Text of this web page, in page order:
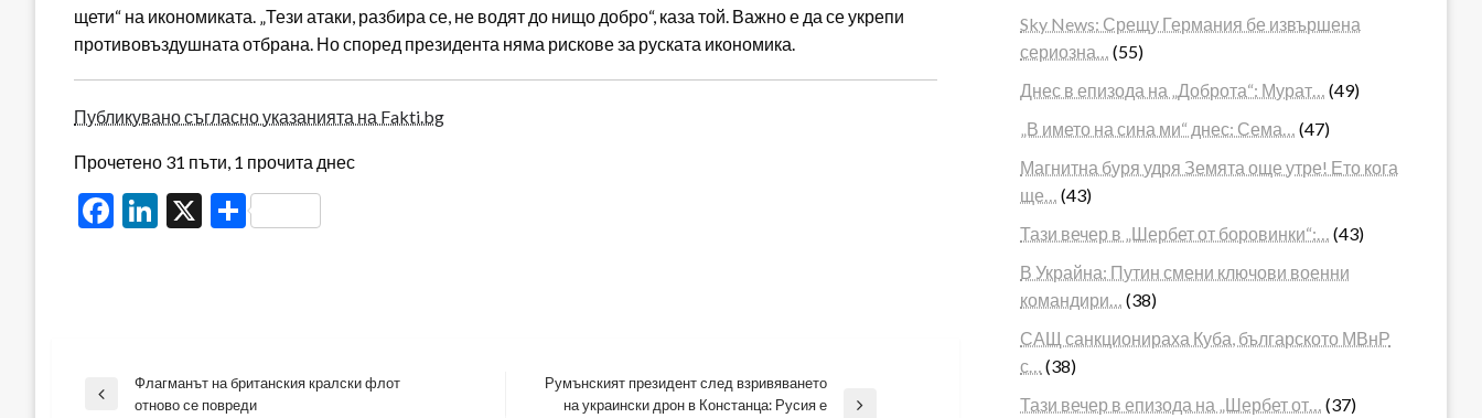
щети“ на икономиката. „Тези атаки, разбира се, не водят до нищо добро“, каза той. Важно е да се укрепи
противовъздушната отбрана. Но според президента няма рискове за руската икономика.
Публикувано съгласно указанията на Fakti.bg
Прочетено 31 пъти, 1 прочита днес
Facebook
LinkedIn
X Share
Навигация
Previous
Флагманът на британския кралски флот
отново се повреди
Румънският президент след взривяването
на украински дрон в Констанца: Русия е
Sky News: Срещу Германия бе извършена
сериозна…
(55)
Днес в епизода на „Доброта“: Мурат…
(49)
„В името на сина ми“ днес: Сема…
(47)
Магнитна буря удря Земята още утре! Ето кога
ще…
(43)
Тази вечер в „Шербет от боровинки“:…
(43)
В Украйна: Путин смени ключови военни
командири…
(38)
САЩ санкционираха Куба, българското МВнР
с…
(38)
Тази вечер в епизода на „Шербет от…
(37)